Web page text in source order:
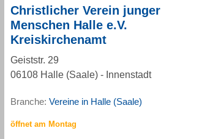
Christlicher Verein junger
Menschen Halle e.V.
Kreiskirchenamt
Geiststr. 29
06108 Halle (Saale) - Innenstadt
Branche: Vereine in Halle (Saale)